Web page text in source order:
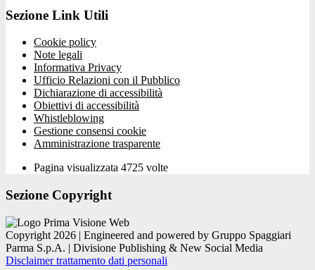
Sezione Link Utili
Cookie policy
Note legali
Informativa Privacy
Ufficio Relazioni con il Pubblico
Dichiarazione di accessibilità
Obiettivi di accessibilità
Whistleblowing
Gestione consensi cookie
Amministrazione trasparente
Pagina visualizzata 4725 volte
Sezione Copyright
Copyright 2026 | Engineered and powered by Gruppo Spaggiari
Parma S.p.A. | Divisione Publishing & New Social Media
Disclaimer trattamento dati personali